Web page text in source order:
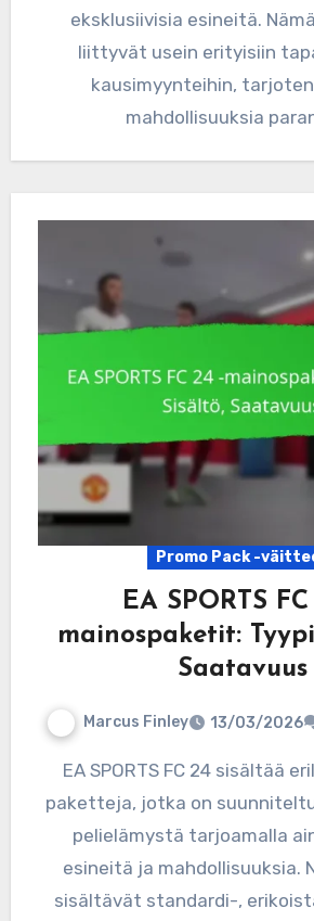
eksklusiivisia esineitä.
liittyvät usein erityisiin
kausimyynteihin,
mahdollisuuksia
Promo Pack -
EA SPORTS
mainospaketit:
Saatavuus
Marcus Finley 13/03/2026
EA SPORTS FC 24 sisältää erilaisia promo-
paketteja, jotka on
pelielämystä tarjoamalla
esineitä ja mahdollisuuksia.
sisältävät standardi-,